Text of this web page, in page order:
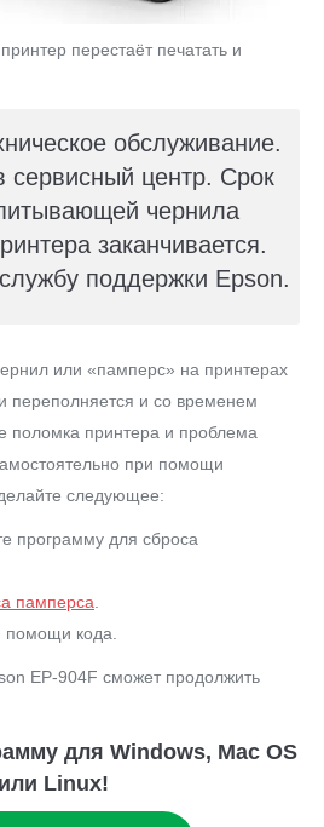
перестаёт печатать и
обслуживание.
сервисный центр. Срок
чернила
заканчивается.
поддержки Epson.
или «памперс» на принтерах
переполняется и со временем
поломка принтера и проблема
при помощи
следующее:
программу для сброса
памперса.
помощи кода.
EP-904F сможет продолжить
для Windows, Mac OS
или Linux!